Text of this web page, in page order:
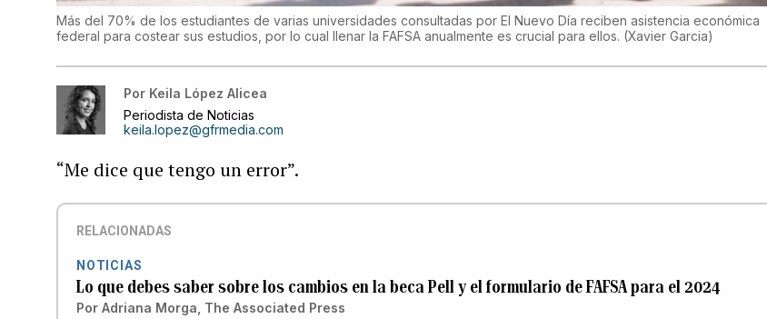
Más del 70% de los estudiantes de varias universidades consultadas por El Nuevo Día reciben asistencia económica
federal para costear sus estudios, por lo cual llenar la FAFSA anualmente es crucial para ellos. (Xavier Garcia)
Por Keila López Alicea
Periodista de Noticias
keila.lopez@gfrmedia.com
“Me dice que tengo un error”.
RELACIONADAS
NOTICIAS
Lo que debes saber sobre los cambios en la beca Pell y el formulario de FAFSA para el 2024
Por Adriana Morga, The Associated Press